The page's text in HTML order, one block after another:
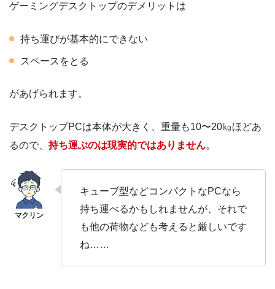
ゲーミングデスクトップのデメリットは
持ち運びが基本的にできない
スペースをとる
があげられます。
デスクトップPCは本体が大きく、重量も10〜20㎏ほどあ
るので、 持ち運ぶのは現実的ではありません。
キューブ型などコンパクトなPCなら
持ち運べるかもしれませんが、それで
も他の荷物なども考えると厳しいです
ね……